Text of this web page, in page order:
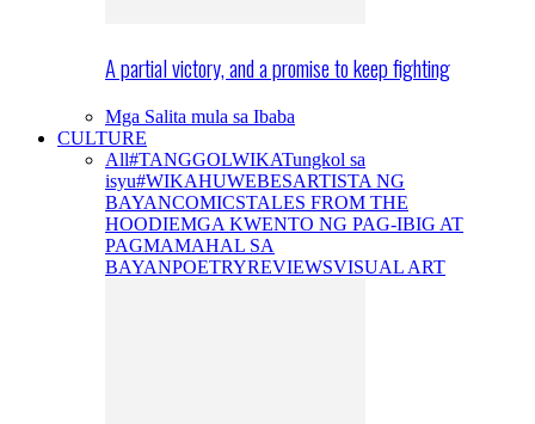
A partial victory, and a promise to keep fighting
Mga Salita mula sa Ibaba
CULTURE
All#TANGGOLWIKATungkol sa
isyu#WIKAHUWEBESARTISTA NG
BAYANCOMICSTALES FROM THE
HOODIEMGA KWENTO NG PAG-IBIG AT
PAGMAMAHAL SA
BAYANPOETRYREVIEWSVISUAL ART